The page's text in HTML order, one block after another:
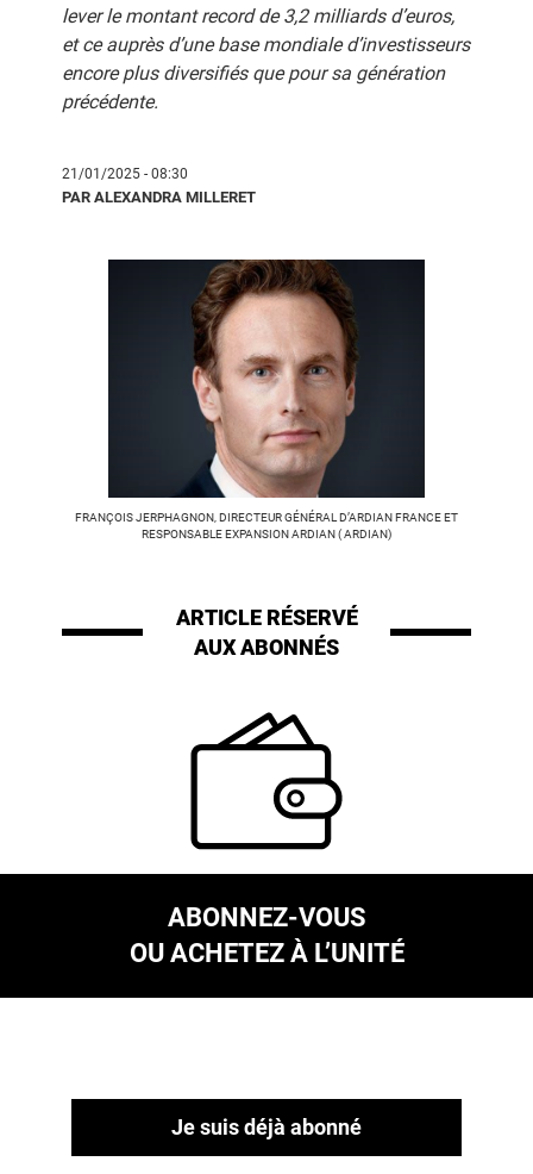
lever le montant record de 3,2 milliards d’euros,
et ce auprès d’une base mondiale d’investisseurs
encore plus diversifiés que pour sa génération
précédente.
21/01/2025 - 08:30
PAR ALEXANDRA MILLERET
FRANÇOIS JERPHAGNON, DIRECTEUR GÉNÉRAL D’ARDIAN FRANCE ET
RESPONSABLE EXPANSION ARDIAN ( ARDIAN)
ARTICLE RÉSERVÉ
AUX ABONNÉS
ABONNEZ-VOUS
OU ACHETEZ À L’UNITÉ
Je suis déjà abonné